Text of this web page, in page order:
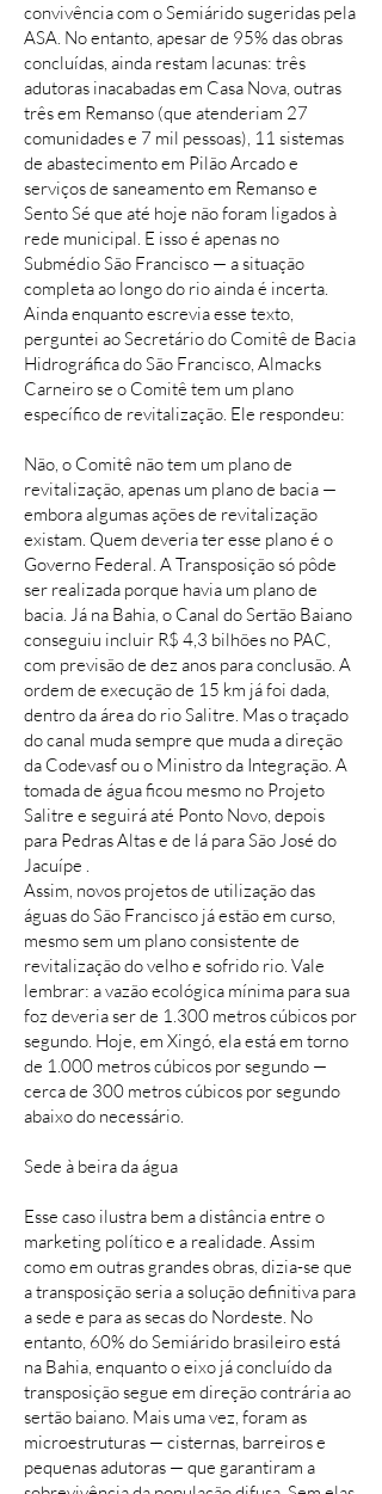
convivência com o Semiárido sugeridas pela
ASA. No entanto, apesar de 95% das obras
concluídas, ainda restam lacunas: três
adutoras inacabadas em Casa Nova, outras
três em Remanso (que atenderiam 27
comunidades e 7 mil pessoas), 11 sistemas
de abastecimento em Pilão Arcado e
serviços de saneamento em Remanso e
Sento Sé que até hoje não foram ligados à
rede municipal. E isso é apenas no
Submédio São Francisco — a situação
completa ao longo do rio ainda é incerta.
Ainda enquanto escrevia esse texto,
perguntei ao Secretário do Comitê de Bacia
Hidrográfica do São Francisco, Almacks
Carneiro se o Comitê tem um plano
específico de revitalização. Ele respondeu:
Não, o Comitê não tem um plano de
revitalização, apenas um plano de bacia —
embora algumas ações de revitalização
existam. Quem deveria ter esse plano é o
Governo Federal. A Transposição só pôde
ser realizada porque havia um plano de
bacia. Já na Bahia, o Canal do Sertão Baiano
conseguiu incluir R$ 4,3 bilhões no PAC,
com previsão de dez anos para conclusão. A
ordem de execução de 15 km já foi dada,
dentro da área do rio Salitre. Mas o traçado
do canal muda sempre que muda a direção
da Codevasf ou o Ministro da Integração. A
tomada de água ficou mesmo no Projeto
Salitre e seguirá até Ponto Novo, depois
para Pedras Altas e de lá para São José do
Jacuípe .
Assim, novos projetos de utilização das
águas do São Francisco já estão em curso,
mesmo sem um plano consistente de
revitalização do velho e sofrido rio. Vale
lembrar: a vazão ecológica mínima para sua
foz deveria ser de 1.300 metros cúbicos por
segundo. Hoje, em Xingó, ela está em torno
de 1.000 metros cúbicos por segundo —
cerca de 300 metros cúbicos por segundo
abaixo do necessário.
Sede à beira da água
Esse caso ilustra bem a distância entre o
marketing político e a realidade. Assim
como em outras grandes obras, dizia-se que
a transposição seria a solução definitiva para
a sede e para as secas do Nordeste. No
entanto, 60% do Semiárido brasileiro está
na Bahia, enquanto o eixo já concluído da
transposição segue em direção contrária ao
sertão baiano. Mais uma vez, foram as
microestruturas — cisternas, barreiros e
pequenas adutoras — que garantiram a